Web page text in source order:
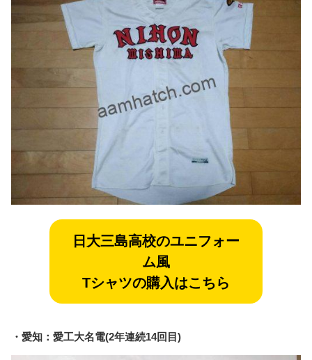
日大三島高校のユニフォー
ム風
Tシャツの購入はこちら
・愛知：愛工大名電(2年連続14回目)